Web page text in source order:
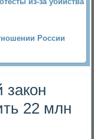
России
22 млн